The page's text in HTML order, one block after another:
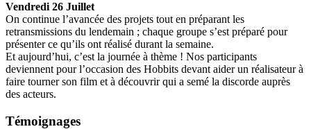
Vendredi 26 Juillet
On continue l’avancée des projets tout en préparant les
retransmissions du lendemain ; chaque groupe s’est préparé pour
présenter ce qu’ils ont réalisé durant la semaine.
Et aujourd’hui, c’est la journée à thème ! Nos participants
deviennent pour l’occasion des Hobbits devant aider un réalisateur à
faire tourner son film et à découvrir qui a semé la discorde auprès
des acteurs.
Témoignages